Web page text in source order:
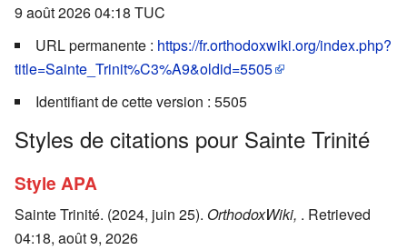
9 août 2026 04:18 TUC
URL permanente : https://fr.orthodoxwiki.org/index.php?
title=Sainte_Trinit%C3%A9&oldid=5505
Identifiant de cette version : 5505
Styles de citations pour Sainte Trinité
Style APA
Sainte Trinité. (2024, juin 25). OrthodoxWiki, . Retrieved
04:18, août 9, 2026